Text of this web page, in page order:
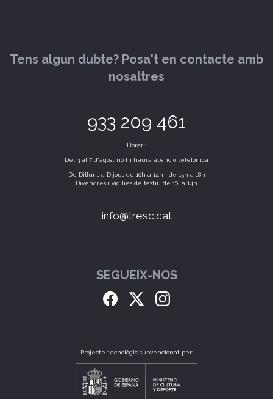
Tens algun dubte? Posa't en contacte amb
nosaltres
933 209 461
Horari:
Del 3 al 7 d'agost no hi haura atenció telefònica
De Dilluns a Dijous de 10h a 14h i de 15h a 18h
Divendres i vigílies de festiu de 10 a 14h
info@tresc.cat
SEGUEIX-NOS
Projecte tecnològic subvencionat per: